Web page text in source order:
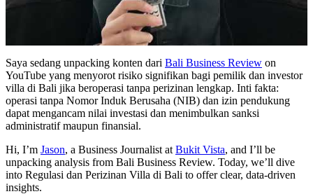
Bali Property Management Services: Bukit Vista
What Is Property Management? Bali Villa Owner
Best Locations to Invest in Bali: 2026 Guide
Padma Hotels Celebrates Indonesia’s
Bali Boy Dies After Suspected Rabies Symptoms
Revisiting a Bali Classic: See and Be Seen —
Island Hopping Is More Affordable Than Ever
Saya sedang unpacking konten dari Bali Business Review on
YouTube yang menyorot risiko signifikan bagi pemilik dan investor
villa di Bali jika beroperasi tanpa perizinan lengkap. Inti fakta:
operasi tanpa Nomor Induk Berusaha (NIB) dan izin pendukung
dapat mengancam nilai investasi dan menimbulkan sanksi
administratif maupun finansial.
Hi, I’m Jason, a Business Journalist at Bukit Vista, and I’ll be
unpacking analysis from Bali Business Review. Today, we’ll dive
into Regulasi dan Perizinan Villa di Bali to offer clear, data-driven
insights.